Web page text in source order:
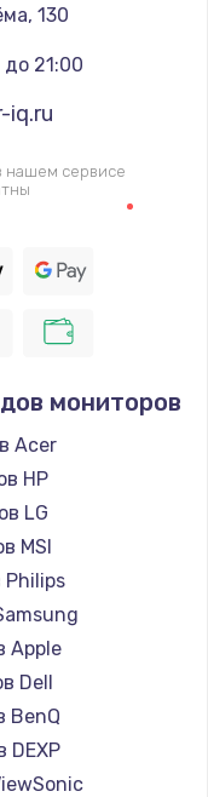
130
21:00
iq.ru
нашем сервисе
мониторов
Acer
HP
LG
MSI
Apple
Dell
BenQ
DEXP